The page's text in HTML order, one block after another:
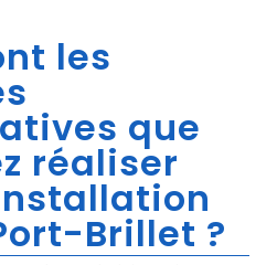
les
que
réaliser
Brillet ?